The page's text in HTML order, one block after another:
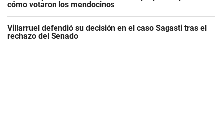
cómo votaron los mendocinos
Villarruel defendió su decisión en el caso Sagasti tras el
rechazo del Senado